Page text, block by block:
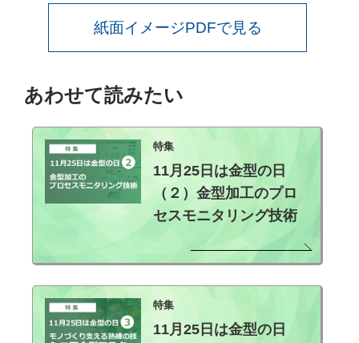
紙面イメージPDFで見る
あわせて読みたい
特集
11月25日は金型の日
（２）金型加工のプロ
セスモニタリング技術
特集
11月25日は金型の日